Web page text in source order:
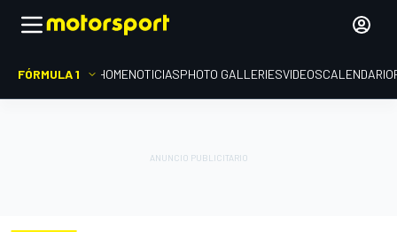
FÓRMULA 1 HOMENOTICIASPHOTO GALLERIESVIDEOSCALENDARIO